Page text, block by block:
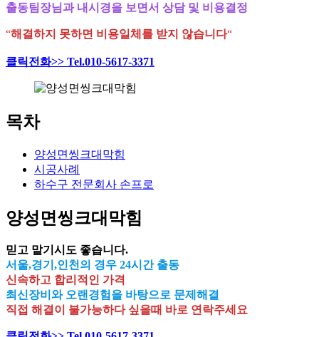
출동팀장님과 내시경을 보면서 상담 및 비용결정
“해결하지 못하면 비용일체를 받지 않습니다“
클릭전화>> Tel.010-5617-3371
목차
양성면씽크대막힘
시공사례
하수구 전문회사 손프로
양성면씽크대막힘
믿고 맡기시도 좋습니다.
서울,경기,인천의 경우 24시간 출동
신속하고 합리적인 가격
최신장비와 오랜경험을 바탕으로 문제해결
직접 해결이 불가능하다 싶을때 바로 연락주세요